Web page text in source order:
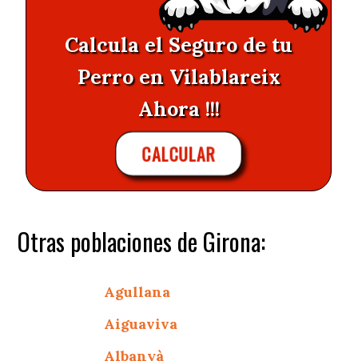
Calcula el Seguro de tu
Perro en Vilablareix
Ahora !!!
CALCULAR
Otras poblaciones de Girona:
Agullana
Aiguaviva
Albanyà